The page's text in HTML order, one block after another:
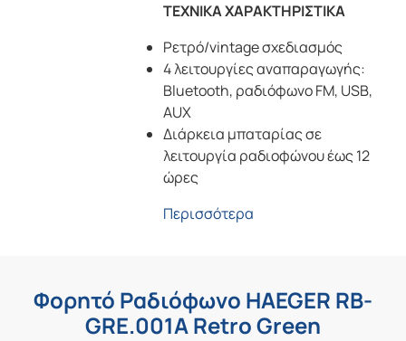
ΤΕΧΝΙΚΑ ΧΑΡΑΚΤΗΡΙΣΤΙΚΑ
Ρετρό/vintage σχεδιασμός
4 λειτουργίες αναπαραγωγής:
Bluetooth, ραδιόφωνο FM, USB,
AUX
Διάρκεια μπαταρίας σε
λειτουργία ραδιοφώνου έως 12
ώρες
Περισσότερα
Φορητό Ραδιόφωνο HAEGER RB-
GRE.001A Retro Green